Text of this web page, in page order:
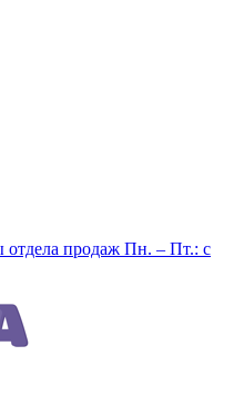
отдела продаж Пн. – Пт.: с